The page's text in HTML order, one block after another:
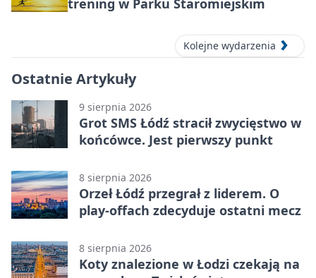
trening w Parku Staromiejskim
Kolejne wydarzenia
Ostatnie Artykuły
9 sierpnia 2026
Grot SMS Łódź stracił zwycięstwo w
końcówce. Jest pierwszy punkt
8 sierpnia 2026
Orzeł Łódź przegrał z liderem. O
play-offach zdecyduje ostatni mecz
8 sierpnia 2026
Koty znalezione w Łodzi czekają na